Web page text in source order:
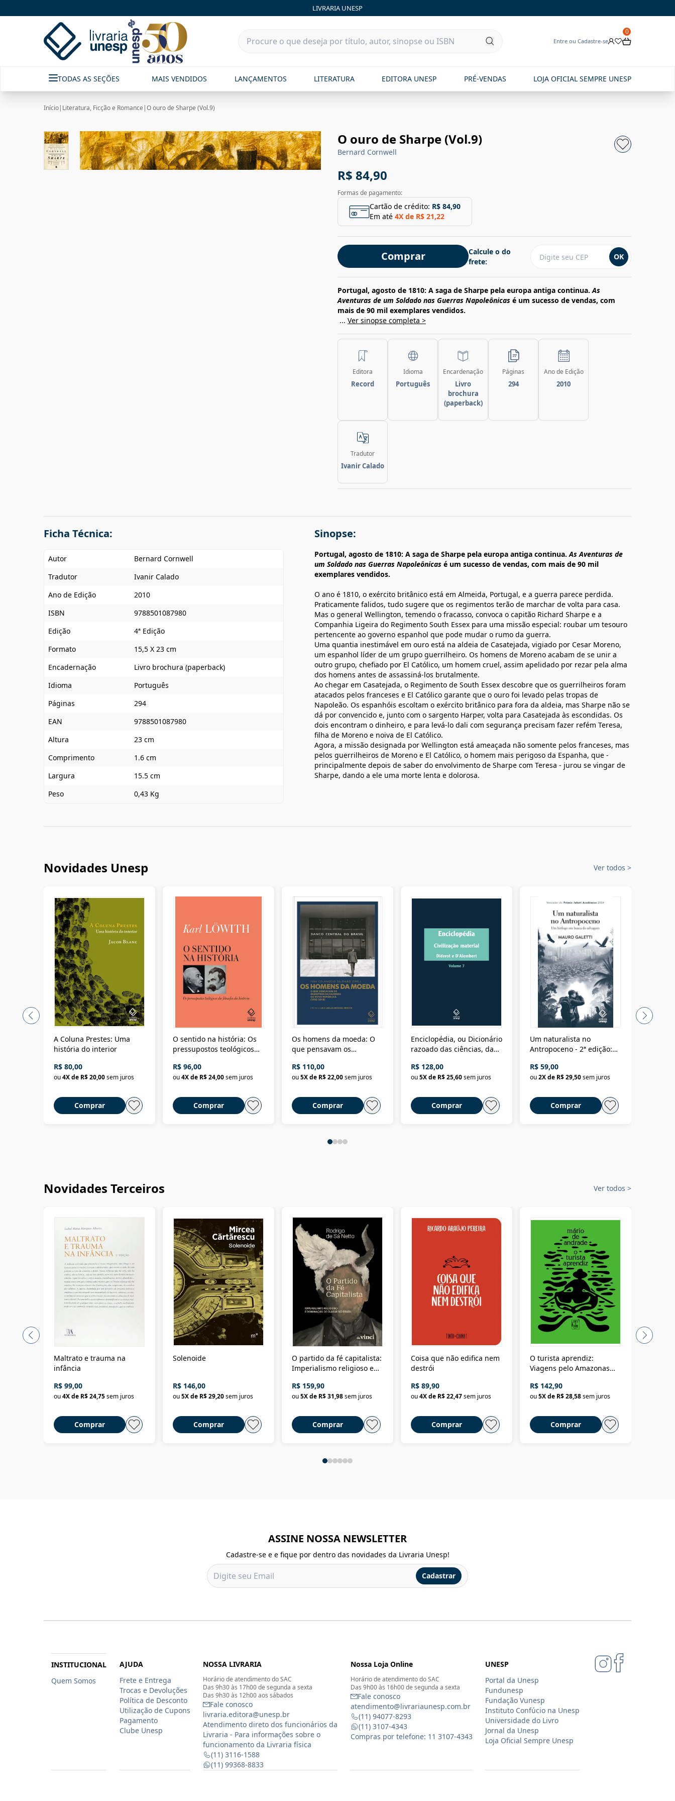
LIVRARIA UNESP
Entre ou Cadastre-se
0
TODAS AS SEÇÕES MAIS VENDIDOS LANÇAMENTOS LITERATURA EDITORA UNESP PRÉ-VENDAS LOJA OFICIAL SEMPRE UNESP
Início| Literatura, Ficção e Romance |O ouro de Sharpe (Vol.9)
O ouro de Sharpe (Vol.9)
Bernard Cornwell
R$ 84,90
Formas de pagamento:
Cartão de crédito: R$ 84,90
Em até 4X de R$ 21,22
Comprar
Calcule o do
frete:
OK
Portugal, agosto de 1810: A saga de Sharpe pela europa antiga continua.As
Aventuras de um Soldado nas Guerras Napoleônicas é um sucesso de vendas, com
mais de 90 mil exemplares vendidos.
... Ver sinopse completa >
Editora
Record
Idioma
Português
Encardenação
Livro
brochura
(paperback)
Páginas
294
Ano de Edição
2010
Tradutor
Ivanir Calado
Ficha Técnica:
Autor
Bernard Cornwell
Tradutor
Ivanir Calado
Ano de Edição
2010
ISBN
9788501087980
Edição
4ª Edição
Formato
15,5 X 23 cm
Encadernação
Livro brochura (paperback)
Idioma
Português
Páginas
294
EAN
9788501087980
Altura
23 cm
Comprimento
1.6 cm
Largura
15.5 cm
Peso
0,43 Kg
Sinopse:
Portugal, agosto de 1810: A saga de Sharpe pela europa antiga continua.As Aventuras de
um Soldado nas Guerras Napoleônicas é um sucesso de vendas, com mais de 90 mil
exemplares vendidos.
O ano é 1810, o exército britânico está em Almeida, Portugal, e a guerra parece perdida.
Praticamente falidos, tudo sugere que os regimentos terão de marchar de volta para casa.
Mas o general Wellington, temendo o fracasso, convoca o capitão Richard Sharpe e a
Companhia Ligeira do Regimento South Essex para uma missão especial: roubar um tesouro
pertencente ao governo espanhol que pode mudar o rumo da guerra.
Uma quantia inestimável em ouro está na aldeia de Casatejada, vigiado por Cesar Moreno,
um espanhol líder de um grupo guerrilheiro. Os homens de Moreno acabam de se unir a
outro grupo, chefiado por El Católico, um homem cruel, assim apelidado por rezar pela alma
dos homens antes de assassiná-los brutalmente.
Ao chegar em Casatejada, o Regimento de South Essex descobre que os guerrilheiros foram
atacados pelos franceses e El Católico garante que o ouro foi levado pelas tropas de
Napoleão. Os espanhóis escoltam o exército britânico para fora da aldeia, mas Sharpe não se
dá por convencido e, junto com o sargento Harper, volta para Casatejada às escondidas. Os
dois encontram o dinheiro, e para levá-lo dali com segurança precisam fazer refém Teresa,
filha de Moreno e noiva de El Católico.
Agora, a missão designada por Wellington está ameaçada não somente pelos franceses, mas
pelos guerrilheiros de Moreno e El Católico, o homem mais perigoso da Espanha, que -
principalmente depois de saber do envolvimento de Sharpe com Teresa - jurou se vingar de
Sharpe, dando a ele uma morte lenta e dolorosa.
Novidades Unesp Ver todos >
A Coluna Prestes: Uma
história do interior
R$ 80,00
ou4X de R$ 20,00sem juros
Comprar
O sentido na história: Os
pressupostos teológicos
R$ 96,00
ou4X de R$ 24,00sem juros
Comprar
Os homens da moeda: O
que pensavam os
Nova República (1985-
2018)
R$ 110,00
ou5X de R$ 22,00sem juros
Comprar
Enciclopédia, ou Dicionário
razoado das ciências, das
Civilização material
R$ 128,00
ou5X de R$ 25,60sem juros
Comprar
Um naturalista no
Antropoceno - 2ª edição:
selvagem
R$ 59,00
ou2X de R$ 29,50sem juros
Comprar
Novidades Terceiros Ver todos >
Maltrato e trauma na
infância
R$ 99,00
ou4X de R$ 24,75sem juros
Comprar
Solenoide
R$ 146,00
ou5X de R$ 29,20sem juros
Comprar
O partido da fé capitalista:
Imperialismo religioso e
Brasil
R$ 159,90
ou5X de R$ 31,98sem juros
Comprar
Coisa que não edifica nem
destrói
R$ 89,90
ou4X de R$ 22,47sem juros
Comprar
O turista aprendiz:
Viagens pelo Amazonas
até a Bolívia e por Marajó
até dizer chega
R$ 142,90
ou5X de R$ 28,58sem juros
Comprar
ASSINE NOSSA NEWSLETTER
Cadastre-se e e fique por dentro das novidades da Livraria Unesp!
Cadastrar
INSTITUCIONAL
Quem Somos
AJUDA
Frete e Entrega
Trocas e Devoluções
Política de Desconto
Utilização de Cupons
Pagamento
Clube Unesp
NOSSA LIVRARIA
Horário de atendimento do SAC
Das 9h30 às 17h00 de segunda a sexta
Das 9h30 às 12h00 aos sábados
Fale conosco
livraria.editora@unesp.br
Atendimento direto dos funcionários da
Livraria - Para informações sobre o
funcionamento da Livraria física
(11) 3116-1588
(11) 99368-8833
Nossa Loja Online
Horário de atendimento do SAC
Das 9h00 às 16h00 de segunda a sexta
Fale conosco
atendimento@livrariaunesp.com.br
(11) 94077-8293
(11) 3107-4343
Compras por telefone: 11 3107-4343
UNESP
Portal da Unesp
Fundunesp
Fundação Vunesp
Instituto Confúcio na Unesp
Universidade do Livro
Jornal da Unesp
Loja Oficial Sempre Unesp